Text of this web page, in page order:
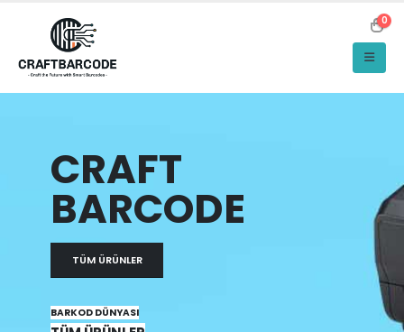
0
CRAFT
BARCODE
TÜM ÜRÜNLER
BARKOD DÜNYASI